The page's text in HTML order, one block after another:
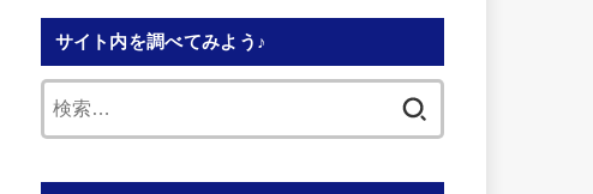
サイト内を調べてみよう♪